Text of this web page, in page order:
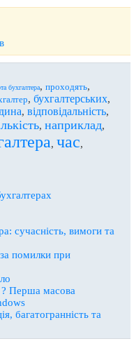
бухгалтера, проходять,
, бухгалтерських,
, відповідальність,
, наприклад,
, час,
сучасність, вимоги та
за помилки при
? Перша масова
багатогранність та